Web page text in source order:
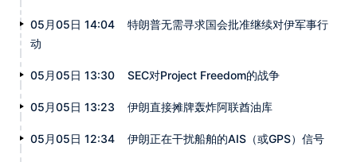
05月05日 14:04
特朗普无需寻求国会批准继续对伊军事行
动
05月05日 13:30 SEC对Project Freedom的战争
05月05日 13:23 伊朗直接摊牌轰炸阿联酋油库
05月05日 12:34 伊朗正在干扰船舶的AIS（或GPS）信号